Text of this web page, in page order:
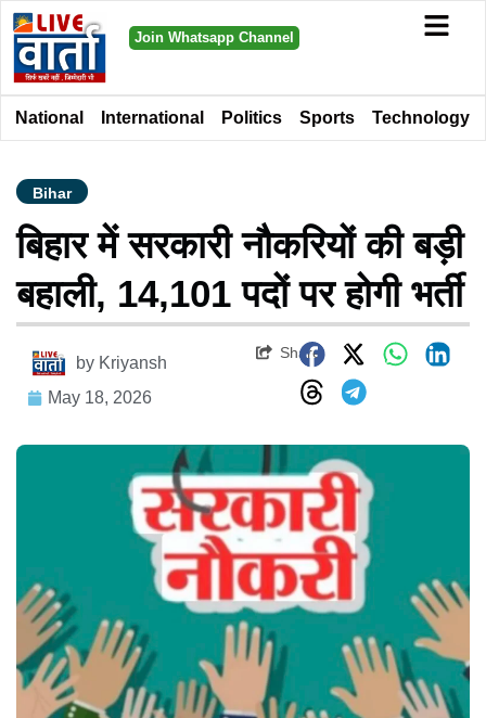
Join Whatsapp Channel
National International Politics Sports Technology
Bihar
बिहार में सरकारी नौकरियों की बड़ी
बहाली, 14,101 पदों पर होगी भर्ती
by Kriyansh
May 18, 2026
Share